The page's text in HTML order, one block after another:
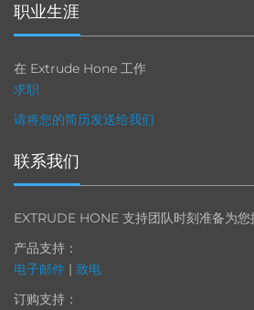
职业生涯
在 Extrude Hone 工作
求职
请将您的简历发送给我们
联系我们
EXTRUDE HONE 支持团队时刻准备为您
产品支持：
电子邮件 | 致电
订购支持：